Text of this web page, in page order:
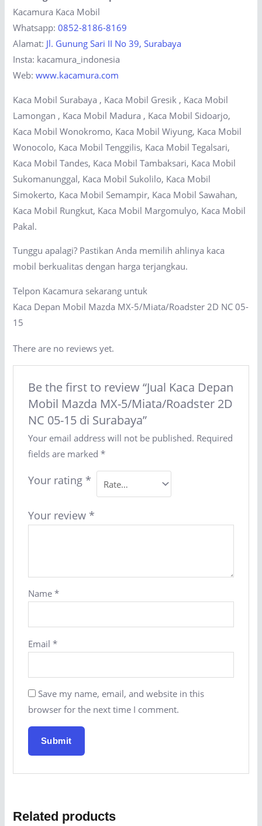
Kacamura Kaca Mobil
Whatsapp:0852-8186-8169
Alamat: Jl. Gunung Sari II No 39, Surabaya
Insta: kacamura_indonesia
Web:www.kacamura.com
Kaca Mobil Surabaya , Kaca Mobil Gresik , Kaca Mobil
Lamongan , Kaca Mobil Madura , Kaca Mobil Sidoarjo,
Kaca Mobil Wonokromo, Kaca Mobil Wiyung, Kaca Mobil
Wonocolo, Kaca Mobil Tenggilis, Kaca Mobil Tegalsari,
Kaca Mobil Tandes, Kaca Mobil Tambaksari, Kaca Mobil
Sukomanunggal, Kaca Mobil Sukolilo, Kaca Mobil
Simokerto, Kaca Mobil Semampir, Kaca Mobil Sawahan,
Kaca Mobil Rungkut, Kaca Mobil Margomulyo, Kaca Mobil
Pakal.
Tunggu apalagi? Pastikan Anda memilih ahlinya kaca
mobil berkualitas dengan harga terjangkau.
Telpon Kacamura sekarang untuk
Kaca Depan Mobil Mazda MX-5/Miata/Roadster 2D NC 05-
15
There are no reviews yet.
Be the first to review “Jual Kaca Depan
Mobil Mazda MX-5/Miata/Roadster 2D
NC 05-15 di Surabaya”
Your email address will not be published. Required
fields are marked *
Your rating *
Your review *
Name *
Email *
Save my name, email, and website in this
browser for the next time I comment.
Related products